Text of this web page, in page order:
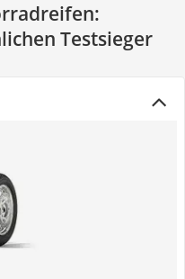
Testsieger